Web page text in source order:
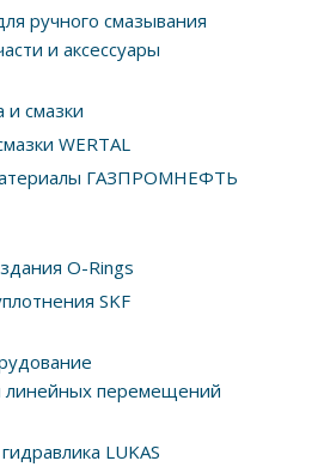
ручного смазывания
и аксессуары
и смазки
WERTAL
ГАЗПРОМНЕФТЬ
O-Rings
SKF
перемещений
LUKAS